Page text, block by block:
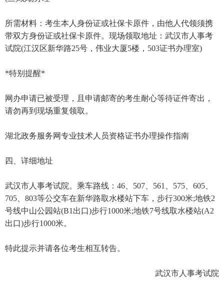
所需材料：考生本人身份证或社保卡原件，由他人代领须携
带双方身份证或社保卡原件。现场领取地址：武汉市人事考
试院(江汉区新华路25号，伟业大厦5楼，503证书办理室)
*特别提醒*
网办申请已被受理，且申请邮寄的考生耐心等待证件寄出，
请勿再到现场重复领取。
湖北政务服务网专业技术人员资格证书办理操作指南
四、详细地址
武汉市人事考试院。乘车路线：46、507、561、575、605、
705、803等公交车在新华路取水楼站下车，步行300米;地铁2
号线中山公园站(B1出口)步行1000米;地铁7号线取水楼站(A2
出口)步行1000米。
特此提示并请各位考生相互转告。
武汉市人事考试院